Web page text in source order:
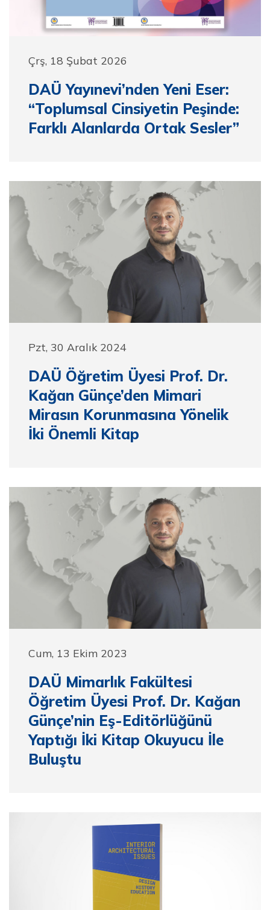
Çrş, 18 Şubat 2026
DAÜ Yayınevi’nden Yeni Eser:
“Toplumsal Cinsiyetin Peşinde:
Farklı Alanlarda Ortak Sesler”
Pzt, 30 Aralık 2024
DAÜ Öğretim Üyesi Prof. Dr.
Kağan Günçe’den Mimari
Mirasın Korunmasına Yönelik
İki Önemli Kitap
Cum, 13 Ekim 2023
DAÜ Mimarlık Fakültesi
Öğretim Üyesi Prof. Dr. Kağan
Günçe’nin Eş-Editörlüğünü
Yaptığı İki Kitap Okuyucu İle
Buluştu